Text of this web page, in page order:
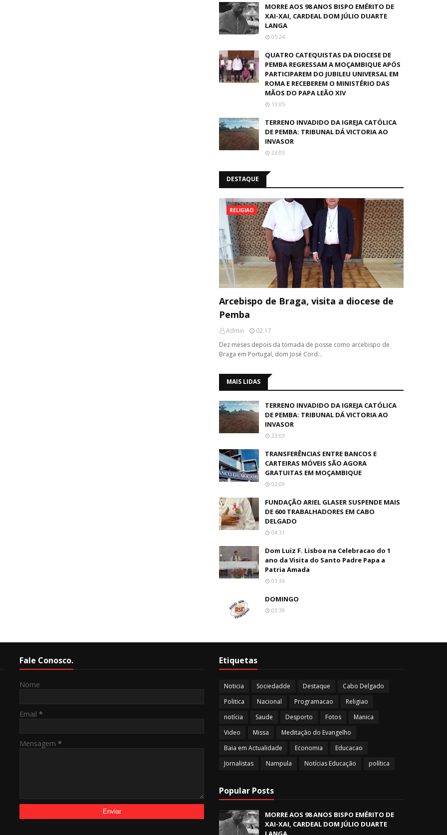
MORRE AOS 98 ANOS BISPO EMÉRITO DE
XAI-XAI, CARDEAL DOM JÚLIO DUARTE
LANGA
05:24
QUATRO CATEQUISTAS DA DIOCESE DE
PEMBA REGRESSAM A MOÇAMBIQUE APÓS
PARTICIPAREM DO JUBILEU UNIVERSAL EM
ROMA E RECEBEREM O MINISTÉRIO DAS
MÃOS DO PAPA LEÃO XIV
13:05
TERRENO INVADIDO DA IGREJA CATÓLICA
DE PEMBA: TRIBUNAL DÁ VICTORIA AO
INVASOR
23:03
DESTAQUE
RELIGIAO
Arcebispo de Braga, visita a diocese de
Pemba
Admin
02:17
Dez meses depois da tomada de posse como arcebispo de
Braga em Portugal, dom José Cord…
MAIS LIDAS
TERRENO INVADIDO DA IGREJA CATÓLICA
DE PEMBA: TRIBUNAL DÁ VICTORIA AO
INVASOR
23:03
TRANSFERÊNCIAS ENTRE BANCOS E
CARTEIRAS MÓVEIS SÃO AGORA
GRATUITAS EM MOÇAMBIQUE
02:09
FUNDAÇÃO ARIEL GLASER SUSPENDE MAIS
DE 600 TRABALHADORES EM CABO
DELGADO
04:31
Dom Luiz F. Lisboa na Celebracao do 1
ano da Visita do Santo Padre Papa a
Patria Amada
01:36
DOMINGO
03:39
Fale Conosco.
Nome
Email *
Mensagem *
Etiquetas
Noticia Sociedadde Destaque
Cabo Delgado
Politica
Nacional Programacao
Religiao
notícia
Saude Desporto Fotos
Manica
Video
Missa
Meditação do Evangelho
Baia em Actualidade
Economia
Educacao
Jornalistas
Nampula Notícias Educação política
Popular Posts
MORRE AOS 98 ANOS BISPO EMÉRITO DE
XAI-XAI, CARDEAL DOM JÚLIO DUARTE